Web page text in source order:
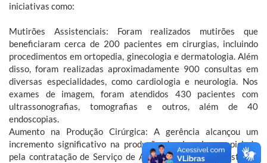
iniciativas como:
Mutirões Assistenciais: Foram realizados mutirões que
beneficiaram cerca de 200 pacientes em cirurgias, incluindo
procedimentos em ortopedia, ginecologia e dermatologia. Além
disso, foram realizadas aproximadamente 900 consultas em
diversas especialidades, como cardiologia e neurologia. Nos
exames de imagem, foram atendidos 430 pacientes com
ultrassonografias, tomografias e outros, além de 40
endoscopias.
Aumento na Produção Cirúrgica: A gerência alcançou um
incremento significativo na produção de cirurgias propiciado
pela contratação de Serviço de Anestesiologia, com destaque